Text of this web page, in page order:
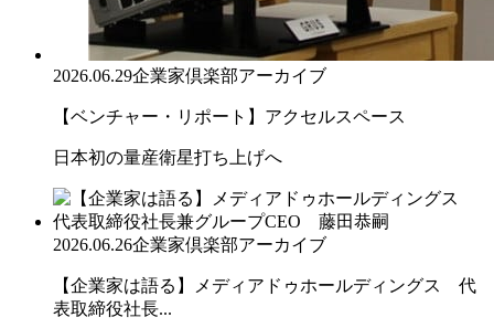
2026.06.29企業家倶楽部アーカイブ
【ベンチャー・リポート】アクセルスペース
日本初の量産衛星打ち上げへ
2026.06.26企業家倶楽部アーカイブ
【企業家は語る】メディアドゥホールディングス 代
表取締役社長...